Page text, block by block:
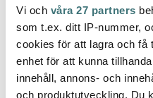
Vi och våra 27 partners
som t.ex. ditt IP-nummer,
cookies för att lagra och få
enhet för att kunna
innehåll, annons- och
och produktutveckling. Du
Anders Petter
Classic
Stekpanneskydd 3-
pack grå
55 kr 79 kr
I lager